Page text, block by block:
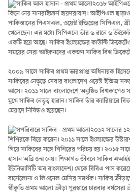
২০১৮
কিনে নেয় সানরাইজার্স হায়দরাবাদ। আইপিএল
পাকিস্তানের পিএসএল, ওয়েস্ট ইন্ডিজের সিপিএল,
খেলেছেন। এর মধ্যে সিপিএলে তাঁর ৬ রানে ৬
একটি হয়ে আছে। সাকিব ইংল্যান্ডের কাউন্টি
সময়ের সেরা আইকনদের একজন সাকিব বিশ্ব
২০০৯ সালে সাকিব প্রথম ভারপ্রাপ্ত অধিনায়ক
সাকিবের নেতৃত্বে সেবার বাংলাদেশ ওয়েস্ট ইন্ডিজ
আসে। ২০১১ সালে বাংলাদেশে অনুষ্ঠিত বিশ্বকাপেও
মুখে সাকিব নেতৃত্ব হারান। সাকিব তাঁর ক্যারিয়ারে
মেয়াদে নিষিদ্ধও হয়েছেন।
২০১২ সালের ১২
শিশিরকে বিয়ে করেন। ২০১১ সালে ইংল্যান্ডের
গিয়ে সাকিবের সঙ্গে শিশিরের পরিচয় হয়। ২০১৫
হাসান অব্রি জন্ম নেয়। শিক্ষাগত জীবনে সাকিব
ইউনিভার্সিটি অব বাংলাদেশ) থেকে বিবিএ পাস
বার্সেলোনা ও লিওনেল মেসির সমর্থক। সাকিব
স্বীকৃতি প্রথম আলো ক্রীড়া পুরস্কারে চারবার বর্ষসেরা